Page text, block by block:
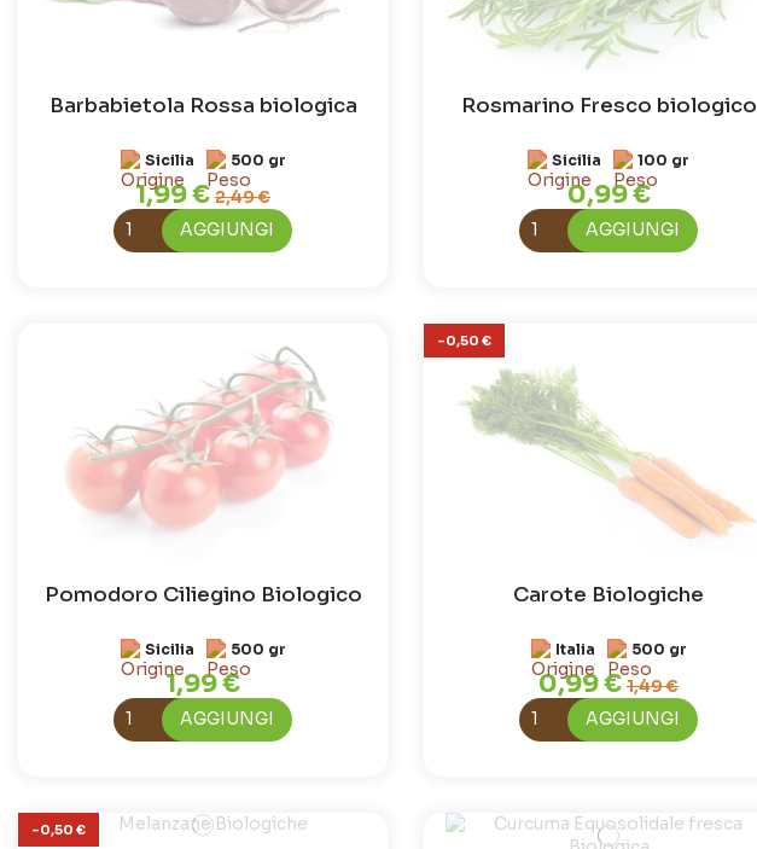
Barbabietola Rossa biologica
Sicilia 500 gr
1,99 € 2,49 €
AGGIUNGI
Rosmarino Fresco biologico
Sicilia 100 gr
0,99 €
AGGIUNGI
Pomodoro Ciliegino Biologico
Sicilia 500 gr
1,99 €
AGGIUNGI
-0,50 €
Carote Biologiche
Italia 500 gr
0,99 €1,49 €
AGGIUNGI
-0,50 €